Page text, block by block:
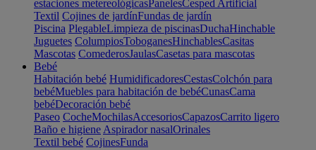
estaciones metereológicasPanelesCesped Artificial
Textil Cojines de jardínFundas de jardín
Piscina PlegableLimpieza de piscinasDuchaHinchable
Juguetes ColumpiosToboganesHinchablesCasitas
Mascotas ComederosJaulasCasetas para mascotas
Bebé
Habitación bebé HumidificadoresCestasColchón para
bebéMuebles para habitación de bebéCunasCama
bebéDecoración bebé
Paseo CocheMochilasAccesoriosCapazosCarrito ligero
Baño e higiene Aspirador nasalOrinales
Textil bebé CojinesFunda